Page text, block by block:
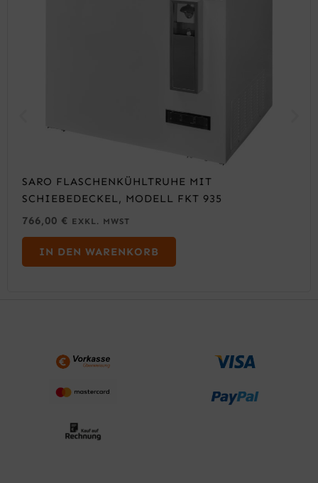
SARO FLASCHENKÜHLTRUHE MIT
SCHIEBEDECKEL, MODELL FKT 935
766,00 € EXKL. MWST
IN DEN WARENKORB